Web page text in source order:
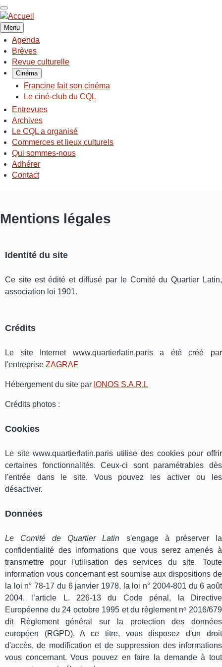
Aller
au
contenu
principal
Menu
NAVIGATION
PRINCIPALE
Agenda
Brèves
Revue culturelle
Cinéma
Francine fait son cinéma
Le ciné-club du CQL
Entrevues
Archives
Le CQL a organisé
Commerces et lieux culturels
Qui sommes-nous
Adhérer
Contact
Mentions légales
Identité du site
Ce site est édité et diffusé par le Comité du Quartier Latin,
association loi 1901.
Crédits
Le site Internet www.quartierlatin.paris a été créé par
l'entreprise ZAGRAF
Hébergement du site par IONOS S.A.R.L
Crédits photos :
Cookies
Le site www.quartierlatin.paris utilise des cookies pour offrir
certaines fonctionnalités. Ceux-ci sont paramétrables dès
l'entrée dans le site. Vous pouvez les activer ou les
désactiver.
Données
Le Comité de Quartier Latin s'engage à préserver la
confidentialité des informations que vous serez amenés à
transmettre pour l'utilisation des services du site. Toute
information vous concernant est soumise aux dispositions de
la loi n° 78-17 du 6 janvier 1978, la loi n° 2004-801 du 6 août
2004, l’article L. 226-13 du Code pénal, la Directive
Européenne du 24 octobre 1995 et du règlement nᵒ 2016/679
dit Règlement général sur la protection des données
européen (RGPD). A ce titre, vous disposez d'un droit
d'accès, de modification et de suppression des informations
vous concernant. Vous pouvez en faire la demande à tout